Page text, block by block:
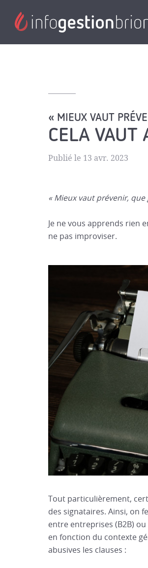
« MIEUX VAUT
CELA VAUT
Publié le 13 avr. 2023
« Mieux vaut prévenir, que
Je ne vous apprends rien
ne pas improviser.
Tout particulièrement,
des signataires. Ainsi, on
entre entreprises (B2B)
en fonction du contexte
abusives les clauses :